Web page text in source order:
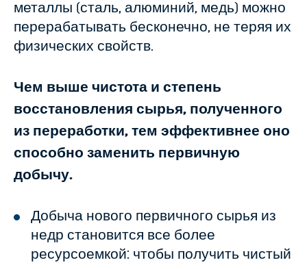
металлы (сталь, алюминий, медь) можно
перерабатывать бесконечно, не теряя их
физических свойств.
Чем выше чистота и степень
восстановления сырья, полученного
из переработки, тем эффективнее оно
способно заменить первичную
добычу.
Добыча нового первичного сырья из
недр становится все более
ресурсоемкой: чтобы получить чистый